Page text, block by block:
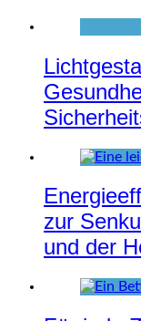
zur
und der